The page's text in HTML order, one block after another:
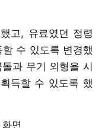
고, 유료였던 정령
수 있도록 변경했
과 무기 외형을 시
득할 수 있도록 했